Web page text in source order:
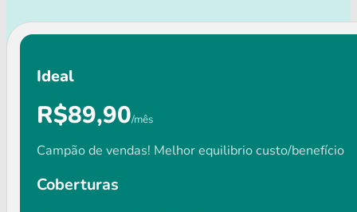
Ideal
R$89,90/mês
Campão de vendas! Melhor equilibrio custo/benefício
Coberturas